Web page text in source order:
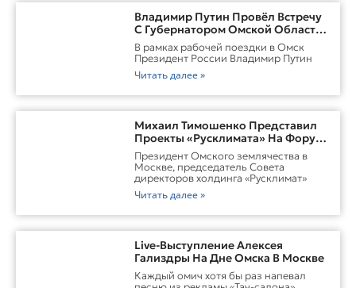
Владимир Путин Провёл Встречу
С Губернатором Омской Области
Виталием ХоценкоИсточник
В рамках рабочей поездки в Омск
Президент России Владимир Путин
Читать далее »
Михаил Тимошенко Представил
Проекты «Русклимата» На Форуме
России И Казахстана
Президент Омского землячества в
Москве, председатель Совета
директоров холдинга «Русклимат»
Читать далее »
Live-Выступление Алексея
Гализдры На Дне Омска В Москве
Каждый омич хотя бы раз напевал